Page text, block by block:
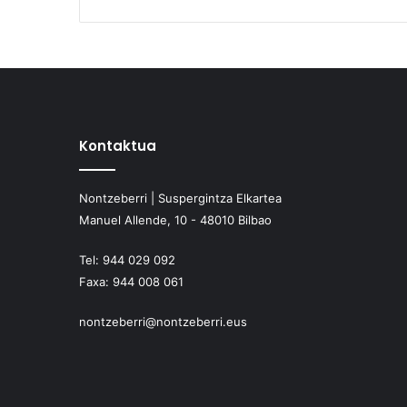
Kontaktua
Nontzeberri | Suspergintza Elkartea
Manuel Allende, 10 - 48010 Bilbao
Tel: 944 029 092
Faxa: 944 008 061
nontzeberri@nontzeberri.eus